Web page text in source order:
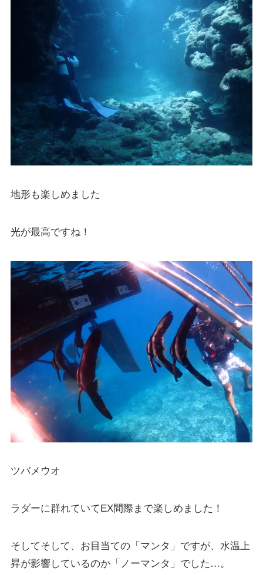
地形も楽しめました
光が最高ですね！
ツバメウオ
ラダーに群れていてEX間際まで楽しめました！
そしてそして、お目当ての「マンタ」ですが、水温上
昇が影響しているのか「ノーマンタ」でした…。